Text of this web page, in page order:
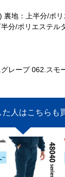
裏地：上半分/ポ
分/ポリエステ
レープ 062.スモ
た人はこちらも